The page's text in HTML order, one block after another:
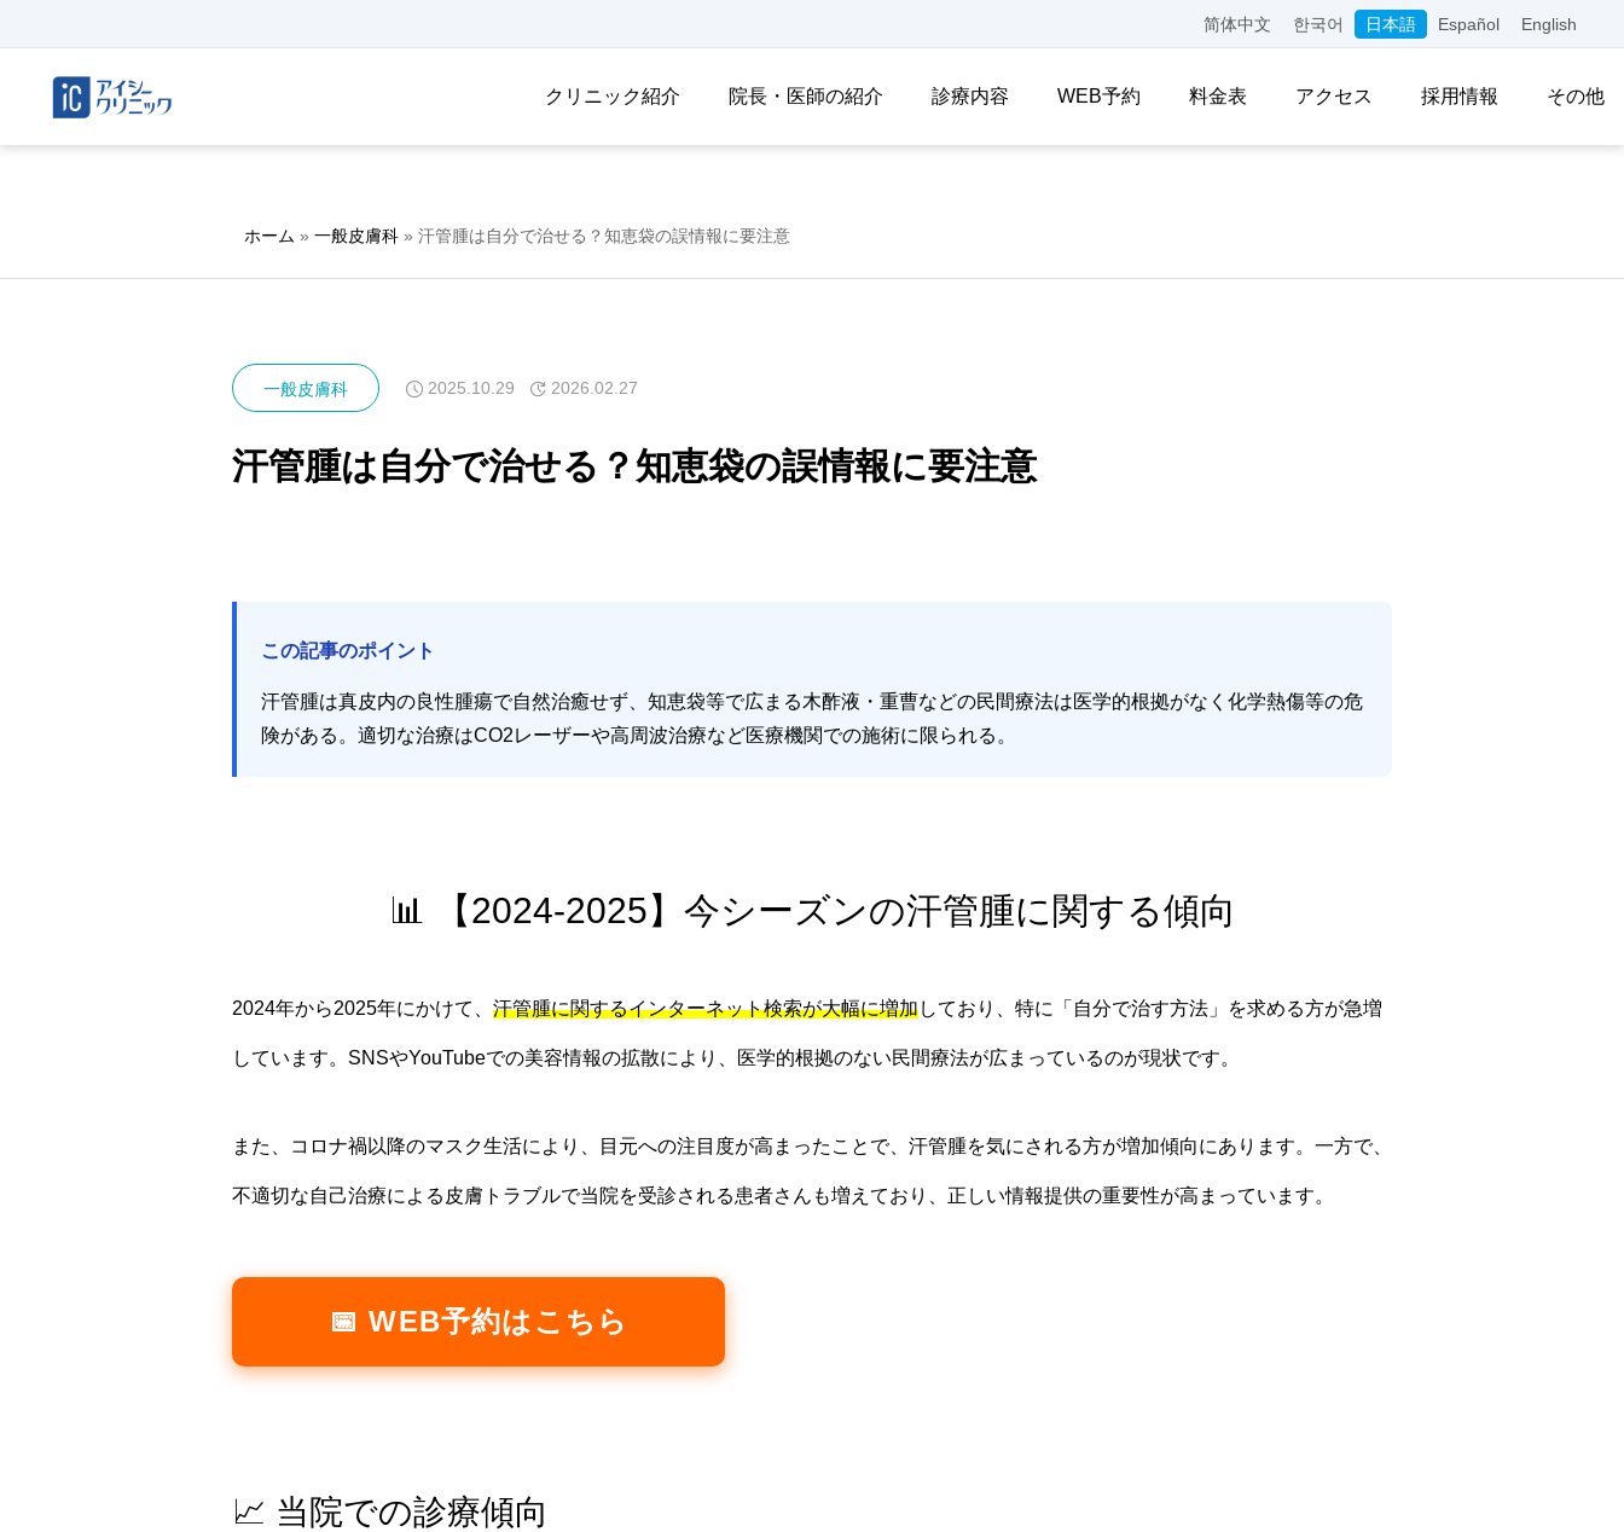
简体中文 한국어 日本語 Español English
クリニック紹介 院長・医師の紹介 診療内容 WEB予約 料金表 アクセス 採用情報 その他
ホーム » 一般皮膚科 » 汗管腫は自分で治せる？知恵袋の誤情報に要注意
一般皮膚科 2025.10.29 2026.02.27
汗管腫は自分で治せる？知恵袋の誤情報に要注意
この記事のポイント
汗管腫は真皮内の良性腫瘍で自然治癒せず、知恵袋等で広まる木酢液・重曹などの民間療法は医学的根拠がなく化学熱傷等の危
険がある。適切な治療はCO2レーザーや高周波治療など医療機関での施術に限られる。
📊 【2024-2025】今シーズンの汗管腫に関する傾向
2024年から2025年にかけて、 汗管腫に関するインターネット検索が大幅に増加しており、特に「自分で治す方法」を求める方が急増
しています。SNSやYouTubeでの美容情報の拡散により、医学的根拠のない民間療法が広まっているのが現状です。
また、コロナ禍以降のマスク生活により、目元への注目度が高まったことで、汗管腫を気にされる方が増加傾向にあります。一方で、
不適切な自己治療による皮膚トラブルで当院を受診される患者さんも増えており、正しい情報提供の重要性が高まっています。
📅 WEB予約はこちら
📈 当院での診療傾向